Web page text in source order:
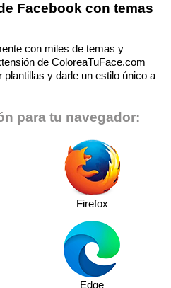
Facebook con temas
con miles de temas y
de ColoreaTuFace.com
y darle un estilo único a
para tu navegador:
Firefox
Edge